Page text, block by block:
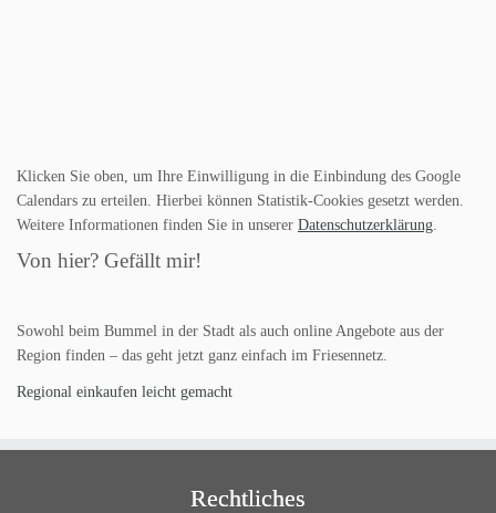
Klicken Sie oben, um Ihre Einwilligung in die Einbindung des Google
Calendars zu erteilen. Hierbei können Statistik-Cookies gesetzt werden.
Weitere Informationen finden Sie in unserer Datenschutzerklärung.
Von hier? Gefällt mir!
Sowohl beim Bummel in der Stadt als auch online Angebote aus der
Region finden – das geht jetzt ganz einfach im Friesennetz.
Regional einkaufen leicht gemacht
Rechtliches